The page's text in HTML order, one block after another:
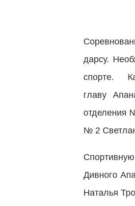
дарсу.
спорте.
главу
отделения
№ 2
Дивного
Наталья